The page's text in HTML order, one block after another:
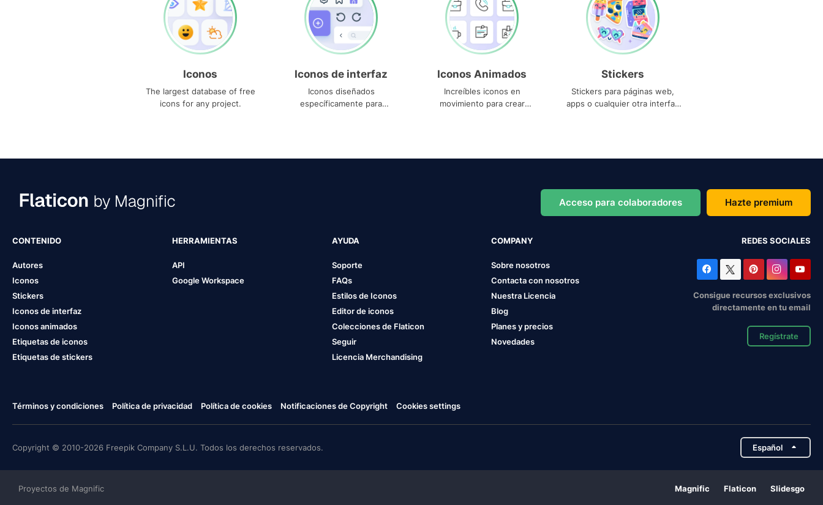
Iconos
The largest database of free
icons for any project.
Iconos de interfaz
Iconos diseñados
específicamente para
Iconos Animados
Increíbles iconos en
movimiento para crear
Stickers
Stickers para páginas web,
apps o cualquier otra interfaz
Acceso para colaboradores Hazte premium
CONTENIDO
Autores
Iconos
Stickers
Iconos de interfaz
Iconos animados
Etiquetas de iconos
Etiquetas de stickers
HERRAMIENTAS
API
Google Workspace
AYUDA
Soporte
FAQs
Estilos de Iconos
Editor de iconos
Colecciones de Flaticon
Seguir
Licencia Merchandising
COMPANY
Sobre nosotros
Contacta con nosotros
Nuestra Licencia
Blog
Planes y precios
Novedades
REDES SOCIALES
Consigue recursos exclusivos
directamente en tu email
Regístrate
Términos y condiciones Política de privacidad Política de cookies Notificaciones de Copyright Cookies settings
Copyright © 2010-2026 Freepik Company S.L.U. Todos los derechos reservados. Español
Proyectos de Magnific Magnific Flaticon Slidesgo